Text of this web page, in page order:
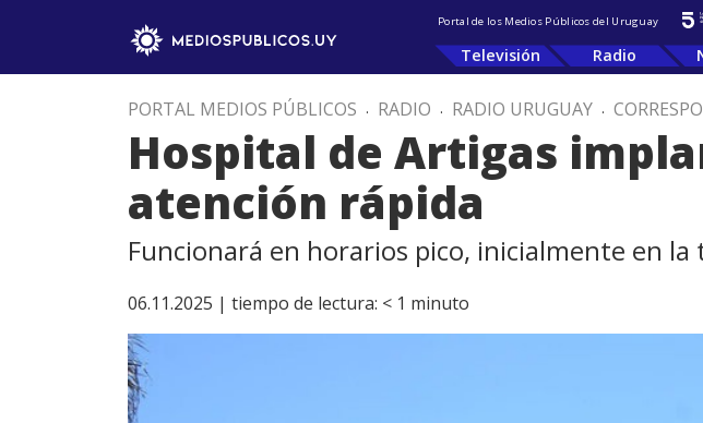
Portal de los Medios Públicos del Uruguay
Televisión Radio
PORTAL MEDIOS PÚBLICOS . RADIO . RADIO URUGUAY .
Hospital de Artigas
atención rápida
Funcionará en horarios pico, inicialmente en la
06.11.2025 | tiempo de lectura: < 1 minuto